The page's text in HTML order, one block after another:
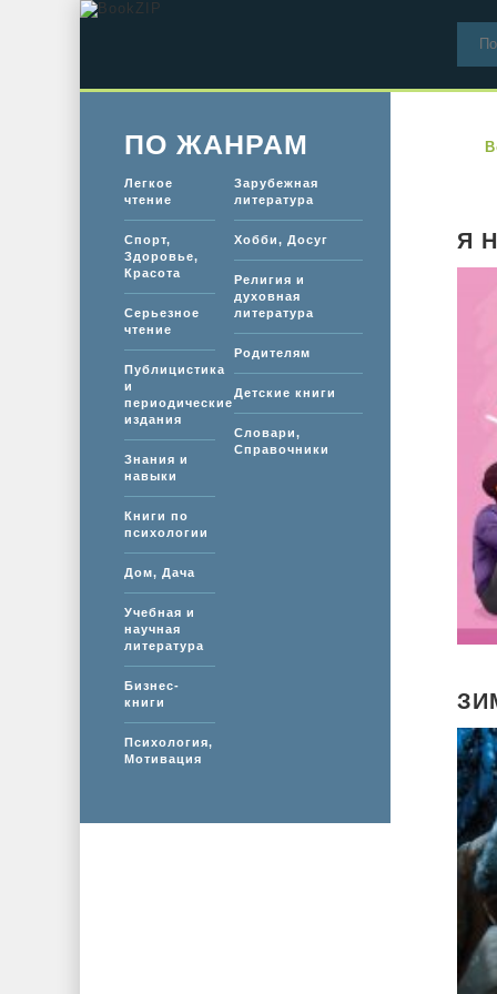
Я
ПО ЖАНРАМ
Легкое
чтение
Спорт,
Здоровье,
Красота
Серьезное
чтение
Публицистика
и
периодические
издания
Знания и
навыки
Книги по
психологии
Дом, Дача
Учебная и
научная
литература
Бизнес-
книги
Психология,
Мотивация
Зарубежная
литература
Хобби, Досуг
Религия и
духовная
литература
Родителям
Детские книги
Словари,
Справочники